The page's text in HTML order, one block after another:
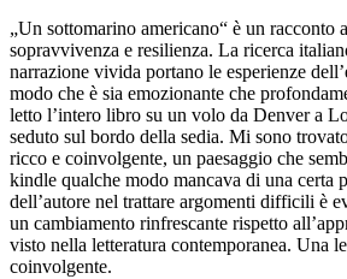
„Un sottomarino americano“ è un racconto
sopravvivenza e resilienza. La ricerca
narrazione vivida portano le esperienze
modo che è sia emozionante che
letto l’intero libro su un volo da Denver a
seduto sul bordo della sedia. Mi sono
ricco e coinvolgente, un paesaggio che
kindle qualche modo mancava di una certa
dell’autore nel trattare argomenti difficili è
un cambiamento rinfrescante rispetto
visto nella letteratura contemporanea. Una
coinvolgente.